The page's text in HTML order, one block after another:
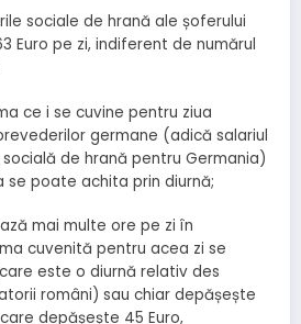
sociale de hrană ale șoferului
Euro pe zi, indiferent de numărul
ce i se cuvine pentru ziua
germane (adică salariul
de hrană pentru Germania)
se poate achita prin diurnă;
mai multe ore pe zi în
cuvenită pentru acea zi se
este o diurnă relativ des
români) sau chiar depășește
depășește 45 Euro,